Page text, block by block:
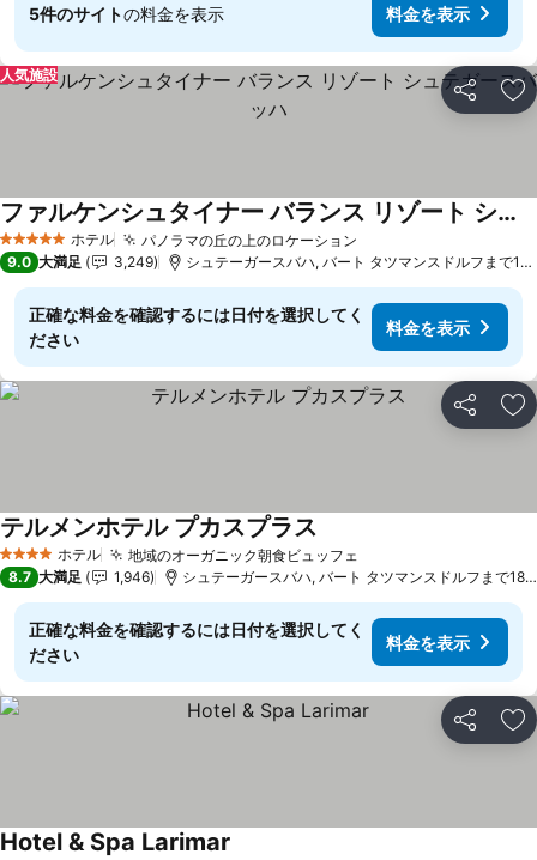
5件のサイトの料金を表示 料金を表示
シェア お
人気施設
5 ホテルのランク
ホテル パノラマの丘の上のロケーション
ファルケンシュタイナー バランス リゾート シュテガースバッハ
9.0 大満足 3,249 シュテーガースバハ, バート タツマンスドルフまで19.0 km
正確な料金を確認するには日付を選択してく
ださい
料金を表示
シェア お
4 ホテルのランク
ホテル 地域のオーガニック朝食ビュッフェ
テルメンホテル プカスプラス
8.7 大満足 1,946 シュテーガースバハ, バート タツマンスドルフまで18.9 km
正確な料金を確認するには日付を選択してく
ださい
料金を表示
シェア お
Hotel & Spa Larimar